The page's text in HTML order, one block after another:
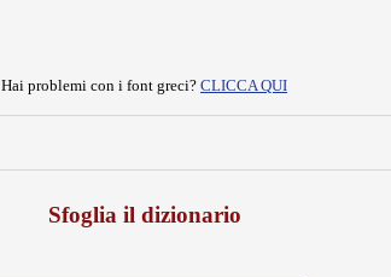
Hai problemi con i font greci? CLICCA QUI
Sfoglia il dizionario